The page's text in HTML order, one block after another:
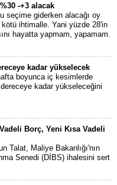
-+3 alacak
seçime giderken alacağı oy
ihtimalle. Yani yüzde 28'in
hayatta yapmam, yapamam.
kadar yükselecek
boyunca iç kesimlerde
dereceye kadar yükseleceğini
Borç, Yeni Kısa Vadeli
Talat, Maliye Bakanlığı'nın
Senedi (DİBS) ihalesini sert